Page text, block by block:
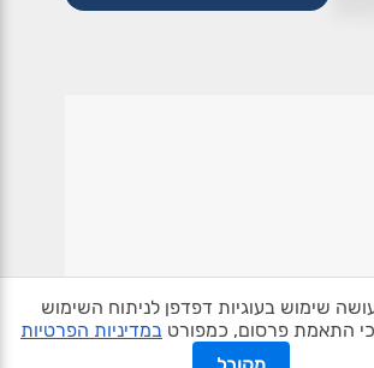
שימוש בעוגיות דפדפן לניתוח השימוש
התאמת פרסום, כמפורט במדיניות הפרטיות
פרטיות תנאי שימוש צור קשר בעלי אתרים